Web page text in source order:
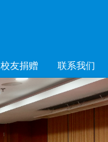
校友捐赠 联系我们